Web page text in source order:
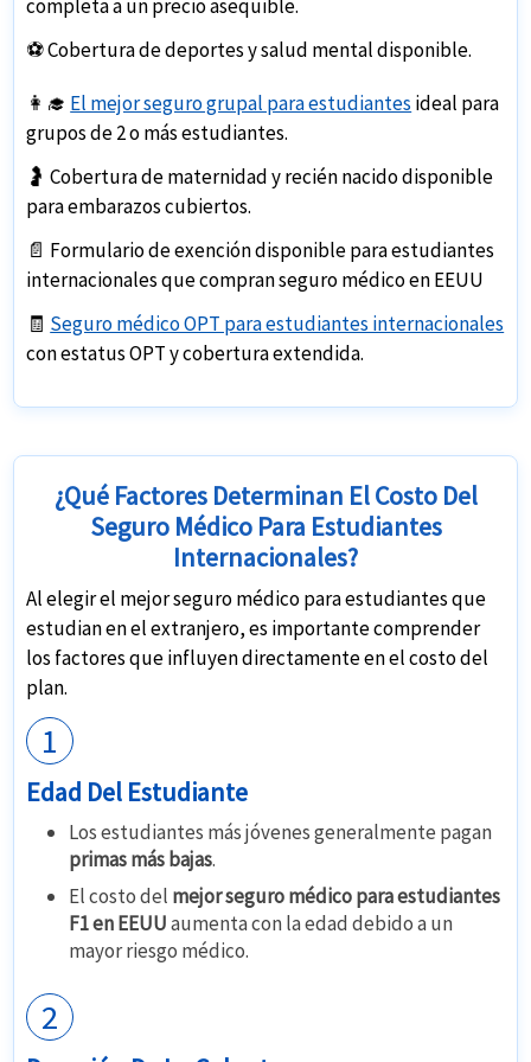
completa a unprecio asequible.
⚽ Cobertura dedeportesysalud mentaldisponible.
👩‍🎓 El mejor seguro grupal para estudiantes ideal para
grupos de2 o más estudiantes.
🤰 Cobertura dematernidad y recién nacidodisponible
para embarazos cubiertos.
📄 Formulario de exencióndisponible para estudiantes
internacionales que compran seguro médico en EEUU
🧾 Seguro médico OPT para estudiantes internacionales
con estatus OPT y cobertura extendida.
¿Qué Factores Determinan El Costo Del
Seguro Médico Para Estudiantes
Internacionales?
Al elegir el mejor seguro médico para estudiantes que
estudian en el extranjero, es importante comprender
los factores que influyen directamente en el costo del
plan.
1
Edad Del Estudiante
Los estudiantes más jóvenes generalmente pagan
primas más bajas.
El costo del mejor seguro médico para estudiantes
F1 en EEUUaumenta con la edad debido a un
mayor riesgo médico.
2